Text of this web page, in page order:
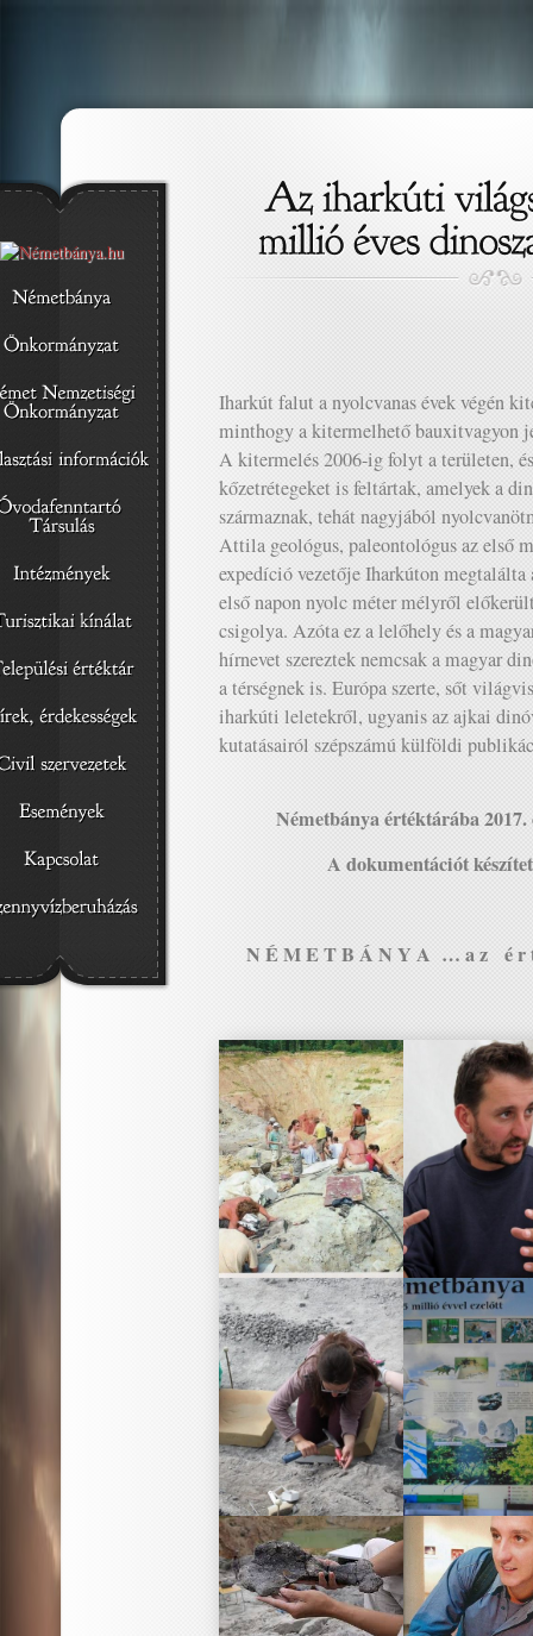
Iharkút falut a nyolcvanas évek végén
minthogy a kitermelhető bauxitvagyon
A kitermelés 2006-ig folyt a területen,
kőzetrétegeket is feltártak, amelyek a
származnak, tehát nagyjából
Attila geológus, paleontológus az első
expedíció vezetője Iharkúton
első napon nyolc méter mélyről
csigolya. Azóta ez a lelőhely és a
hírnevet szereztek nemcsak a magyar
a térségnek is. Európa szerte, sőt
iharkúti leletekről, ugyanis az ajkai
kutatásairól szépszámú külföldi
Németbánya értéktárába
A dokumentációt
N É M E T B Á N Y A … a z é r t